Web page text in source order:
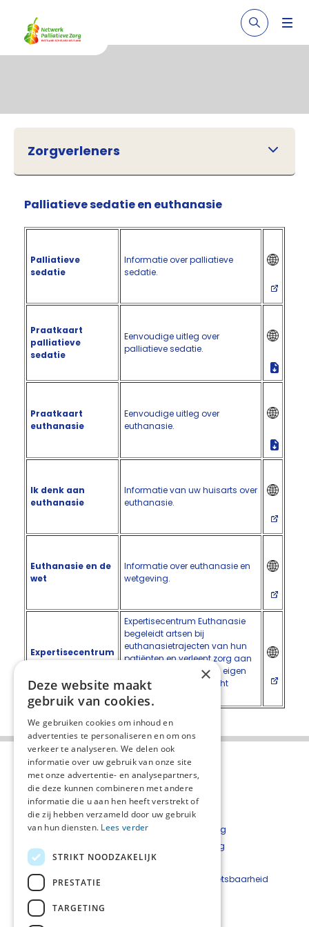
Zorgverleners
Palliatieve sedatie en euthanasie
Palliatieve
sedatie
Informatie over palliatieve
sedatie.
Praatkaart
palliatieve
sedatie
Eenvoudige uitleg over
palliatieve sedatie.
Praatkaart
euthanasie
Eenvoudige uitleg over
euthanasie.
Ik denk aan
euthanasie
Informatie van uw huisarts over
euthanasie.
Euthanasie en de
wet
Informatie over euthanasie en
wetgeving.
Expertisecentrum
Expertisecentrum Euthanasie
begeleidt artsen bij
euthanasietrajecten van hun
patiënten en verleent zorg aan
hulpvragers die bij hun eigen
behandelaar niet terecht
kunnen.
Over het netwerk
Over Palliaweb
Contact
Nieuwsbrief
Privacyverklaring
Cookieverklaring
Disclaimer
Beveiligingskwetsbaarheid
×
Deze website maakt
gebruik van cookies.
We gebruiken cookies om inhoud en
advertenties te personaliseren en om ons
verkeer te analyseren. We delen ook
informatie over uw gebruik van onze site
met onze advertentie- en analysepartners,
die deze kunnen combineren met andere
informatie die u aan hen heeft verstrekt of
die zij hebben verzameld door uw gebruik
van hun diensten. Lees verder
STRIKT NOODZAKELIJK
PRESTATIE
TARGETING